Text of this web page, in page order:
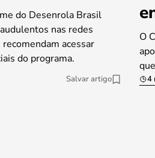
do Desenrola Brasil
nas redes
acessar
do programa.
Salvar artigo
O
4